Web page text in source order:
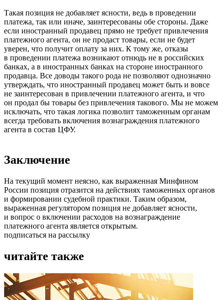
Такая позиция не добавляет ясности, ведь в проведении
платежа, так или иначе, заинтересованы обе стороны. Даже
если иностранный продавец прямо не требует привлечения
платежного агента, он не продаст товары, если не будет
уверен, что получит оплату за них. К тому же, отказы
в проведении платежа возникают отнюдь не в российских
банках, а в иностранных банках на стороне иностранного
продавца. Все доводы такого рода не позволяют однозначно
утверждать, что иностранный продавец может быть и вовсе
не заинтересован в привлечении платежного агента, и что
он продал бы товары без привлечения такового. Мы не можем
исключать, что такая логика позволит таможенным органам
всегда требовать включения вознаграждения платежного
агента в состав ЦФУ.
Заключение
На текущий момент неясно, как выраженная Минфином
России позиция отразится на действиях таможенных органов
и формировании судебной практики. Таким образом,
выраженная регулятором позиция не добавляет ясности,
и вопрос о включении расходов на вознаграждение
платежного агента является открытым.
подписаться на рассылку
читайте также